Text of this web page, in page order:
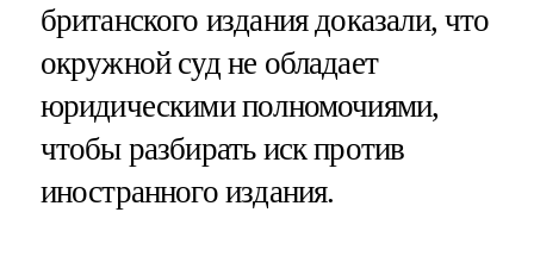
британского издания доказали, что
окружной суд не обладает
юридическими полномочиями,
чтобы разбирать иск против
иностранного издания.